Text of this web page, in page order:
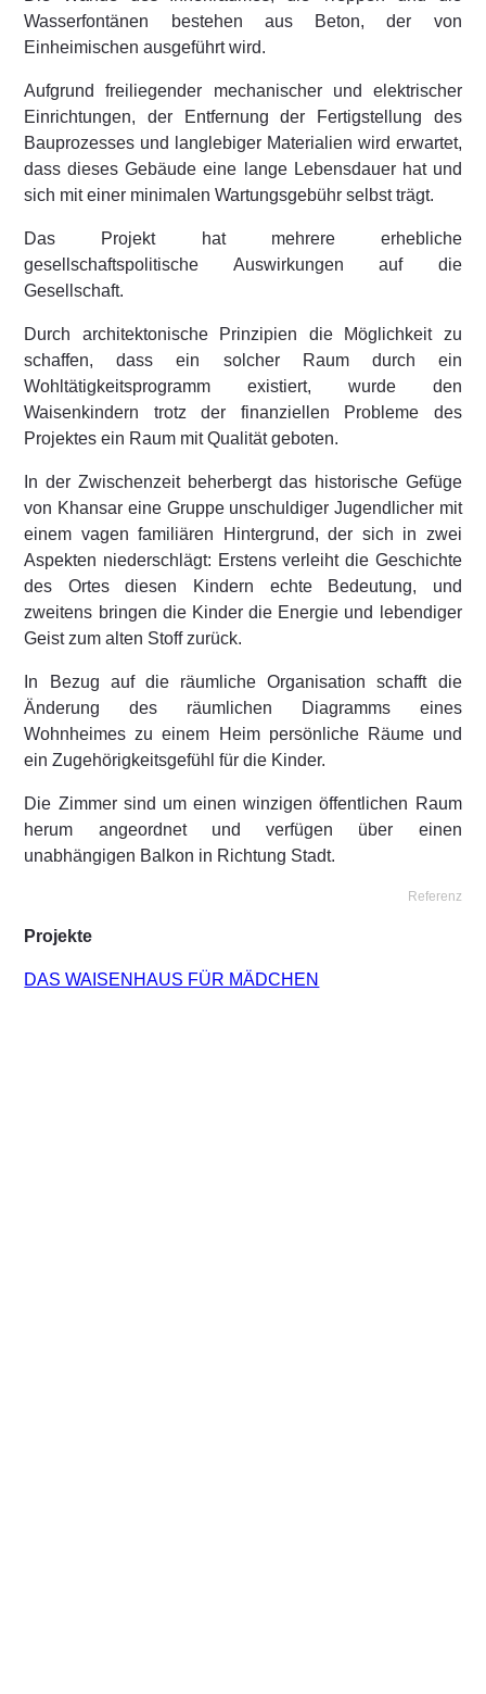
Wasserfontänen bestehen aus Beton, der von
Einheimischen ausgeführt wird.
Aufgrund freiliegender mechanischer und elektrischer
Einrichtungen, der Entfernung der Fertigstellung des
Bauprozesses und langlebiger Materialien wird erwartet,
dass dieses Gebäude eine lange Lebensdauer hat und
sich mit einer minimalen Wartungsgebühr selbst trägt.
Das Projekt hat mehrere erhebliche
gesellschaftspolitische Auswirkungen auf die
Gesellschaft.
Durch architektonische Prinzipien die Möglichkeit zu
schaffen, dass ein solcher Raum durch ein
Wohltätigkeitsprogramm existiert, wurde den
Waisenkindern trotz der finanziellen Probleme des
Projektes ein Raum mit Qualität geboten.
In der Zwischenzeit beherbergt das historische Gefüge
von Khansar eine Gruppe unschuldiger Jugendlicher mit
einem vagen familiären Hintergrund, der sich in zwei
Aspekten niederschlägt: Erstens verleiht die Geschichte
des Ortes diesen Kindern echte Bedeutung, und
zweitens bringen die Kinder die Energie und lebendiger
Geist zum alten Stoff zurück.
In Bezug auf die räumliche Organisation schafft die
Änderung des räumlichen Diagramms eines
Wohnheimes zu einem Heim persönliche Räume und
ein Zugehörigkeitsgefühl für die Kinder.
Die Zimmer sind um einen winzigen öffentlichen Raum
herum angeordnet und verfügen über einen
unabhängigen Balkon in Richtung Stadt.
Referenz
Projekte
DAS WAISENHAUS FÜR MÄDCHEN